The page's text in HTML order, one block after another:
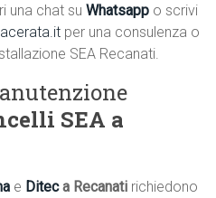
una chat suWhatsapp o scrivi
per una consulenza o
SEA Recanati.
SEA a
e Diteca Recanati richiedono